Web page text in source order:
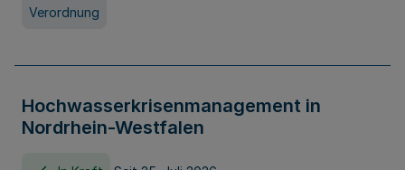
Verordnung
Hochwasserkrisenmanagement in
Nordrhein-Westfalen